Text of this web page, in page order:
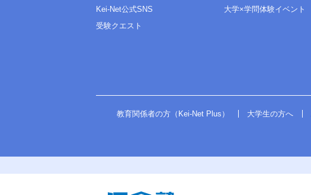
Kei-Net公式SNS
受験クエスト
大学×学問体験イベント
教育関係者の方（Kei-Net Plus） 大学生の方へ